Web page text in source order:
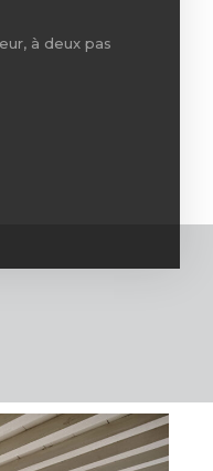
à deux pas